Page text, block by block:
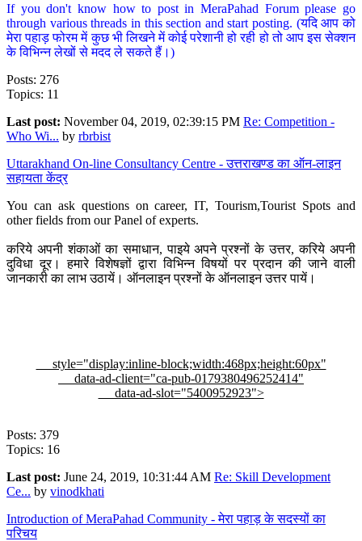
If you don't know how to post in MeraPahad Forum please go
through various threads in this section and start posting. (यदि आप को
मेरा पहाड़ फोरम में कुछ भी लिखने में कोई परेशानी हो रही हो तो आप इस सेक्शन
के विभिन्न लेखों से मदद ले सकते हैं।)
Posts: 276
Topics: 11
Last post: November 04, 2019, 02:39:15 PM Re: Competition -
Who Wi... by rbrbist
Uttarakhand On-line Consultancy Centre - उत्तराखण्ड का ऑन-लाइन
सहायता केंद्र
You can ask questions on career, IT, Tourism,Tourist Spots and
other fields from our Panel of experts.
करिये अपनी शंकाओं का समाधान, पाइये अपने प्रश्नों के उत्तर, करिये अपनी
दुविधा दूर। हमारे विशेषज्ञों द्वारा विभिन्न विषयों पर प्रदान की जाने वाली
जानकारी का लाभ उठायें। ऑनलाइन प्रश्नों के ऑनलाइन उत्तर पायें।
style="display:inline-block;width:468px;height:60px"
data-ad-client="ca-pub-0179380496252414"
data-ad-slot="5400952923">
Posts: 379
Topics: 16
Last post: June 24, 2019, 10:31:44 AM Re: Skill Development
Ce... by vinodkhati
Introduction of MeraPahad Community - मेरा पहाड़ के सदस्यों का
परिचय